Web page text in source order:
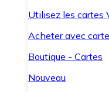
Utilisez les cartes
Acheter avec carte
Boutique - Cartes
Nouveau